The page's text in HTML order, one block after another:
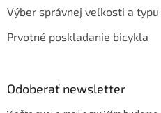
Výber správnej veľkosti a
Prvotné poskladanie bicykla
Odoberať newsletter